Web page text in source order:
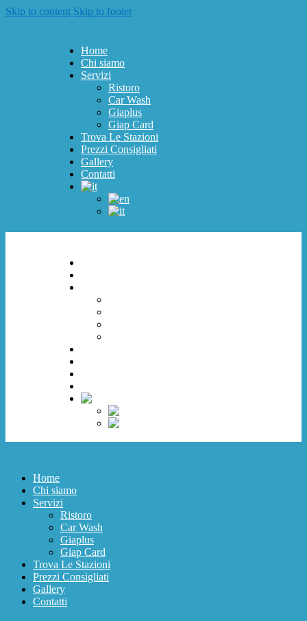
Skip to content Skip to footer
Home
Chi siamo
Servizi
Ristoro
Car Wash
Giaplus
Giap Card
Trova Le Stazioni
Prezzi Consigliati
Gallery
Contatti
Home
Chi siamo
Servizi
Ristoro
Car Wash
Giaplus
Giap Card
Trova Le Stazioni
Prezzi Consigliati
Gallery
Contatti